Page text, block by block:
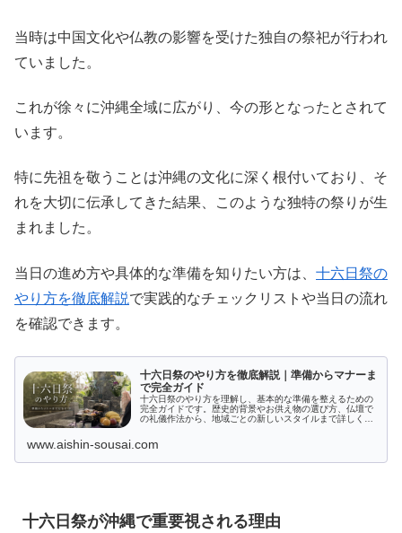
当時は中国文化や仏教の影響を受けた独自の祭祀が行われ
ていました。
これが徐々に沖縄全域に広がり、今の形となったとされて
います。
特に先祖を敬うことは沖縄の文化に深く根付いており、そ
れを大切に伝承してきた結果、このような独特の祭りが生
まれました。
当日の進め方や具体的な準備を知りたい方は、 十六日祭の
やり方を徹底解説で実践的なチェックリストや当日の流れ
を確認できます。
十六日祭のやり方を徹底解説｜準備からマナーま
で完全ガイド
十六日祭のやり方を理解し、基本的な準備を整えるための
完全ガイドです。歴史的背景やお供え物の選び方、仏壇で
の礼儀作法から、地域ごとの新しいスタイルまで詳しくご
知りたいあなたにおすすめの情報を提供します。
www.aishin-sousai.com
十六日祭が沖縄で重要視される理由